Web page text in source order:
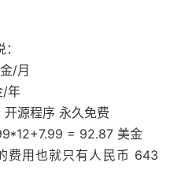
/月
/年
源程序 永久免费
= 92.87 美金
费用也就只有人民币 643